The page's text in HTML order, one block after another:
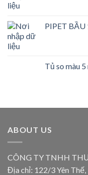
PIPET BẦU
Tủ so màu
ABOUT US
CÔNG TY TNHH
Địa chỉ: 122/3 Yên Thế,